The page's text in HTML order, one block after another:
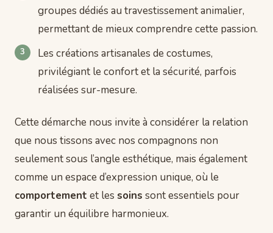
groupes dédiés au travestissement animalier,
permettant de mieux comprendre cette passion.
Les créations artisanales de costumes,
privilégiant le confort et la sécurité, parfois
réalisées sur-mesure.
Cette démarche nous invite à considérer la relation
que nous tissons avec nos compagnons non
seulement sous l’angle esthétique, mais également
comme un espace d’expression unique, où le
comportement et les soins sont essentiels pour
garantir un équilibre harmonieux.